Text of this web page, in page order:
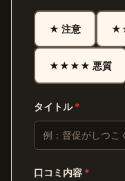
★ 注意
★★★★ 悪質
タイトル*
口コミ内容 *